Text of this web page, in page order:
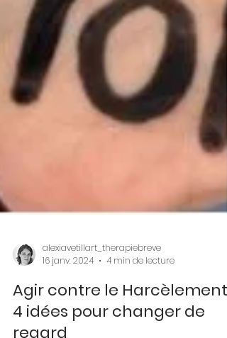
alexiavetillart_therapiebreve
16 janv. 2024
4 min de lecture